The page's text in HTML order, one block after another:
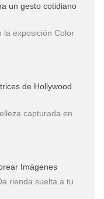
un gesto cotidiano
la exposición Color
de Hollywood
capturada en
Imágenes
rienda suelta a tu